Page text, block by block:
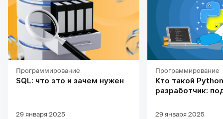
Программирование
SQL: что это и зачем нужен
29 января 2025
Программирование
Кто такой
разработчик:
карьерных
29 января 2025